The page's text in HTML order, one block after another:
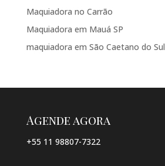
Maquiadora no Carrão
Maquiadora em Mauá SP
maquiadora em São Caetano do Sul
Agende agora
+55 11 98807-7322